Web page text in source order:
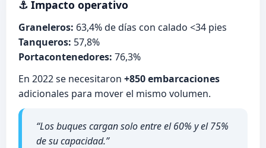
⚓ Impacto operativo
Graneleros: 63,4% de días con calado <34 pies
Tanqueros: 57,8%
Portacontenedores: 76,3%
En 2022 se necesitaron +850 embarcaciones
adicionales para mover el mismo volumen.
“Los buques cargan solo entre el 60% y el 75%
de su capacidad.”